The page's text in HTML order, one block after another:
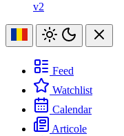
v2
Feed
Watchlist
Calendar
Articole